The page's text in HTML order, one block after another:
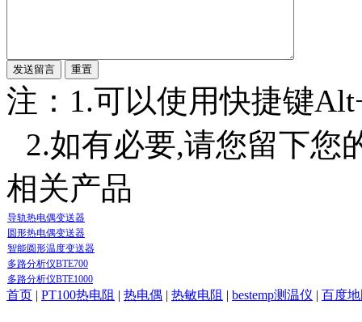
注：1.可以使用快捷键
2.如有必要,请您留下您
相关产品
导轨热电偶变送器
圆形热电偶变送器
智能圆形温度变送器
多路分析仪BTE700
多路分析仪BTE1000
首页 | PT100热电阻 | 热电偶 | 热敏电阻 | bestemp测温仪 | 百度